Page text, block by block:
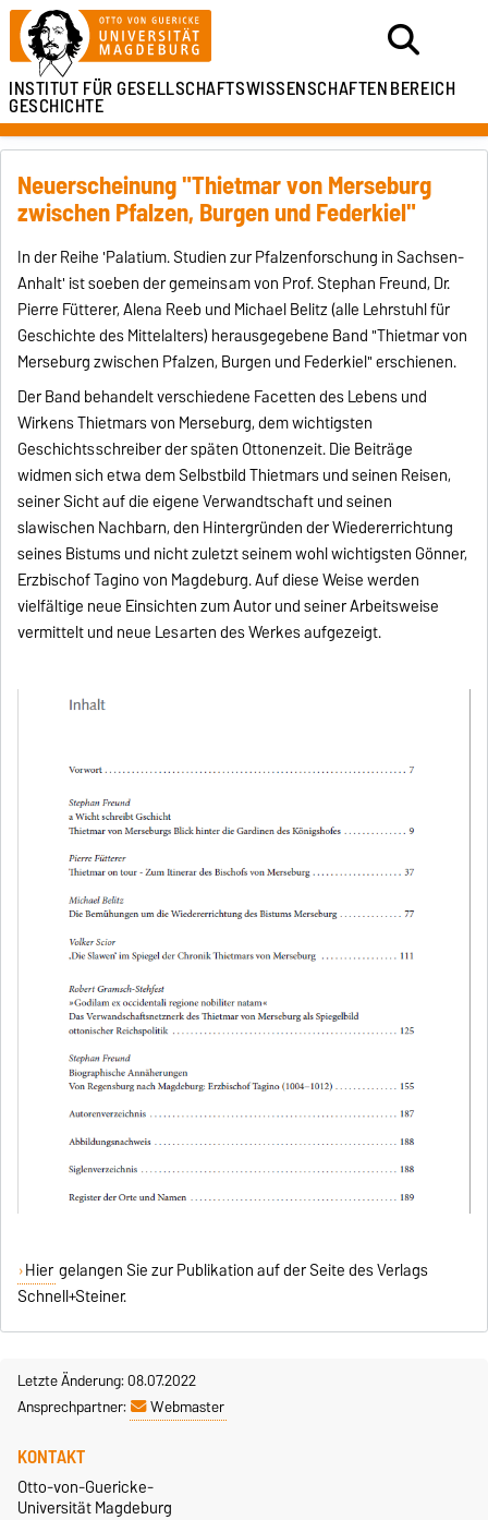
INSTITUT FÜRGESELLSCHAFTSWISSENSCHAFTENBEREICH
GESCHICHTE
Neuerscheinung "Thietmar von Merseburg
zwischen Pfalzen, Burgen und Federkiel"
In der Reihe 'Palatium. Studien zur Pfalzenforschung in Sachsen-
Anhalt' ist soeben der gemeinsam von Prof. Stephan Freund, Dr.
Pierre Fütterer, Alena Reeb und Michael Belitz (alle Lehrstuhl für
Geschichte des Mittelalters) herausgegebene Band "Thietmar von
Merseburg zwischen Pfalzen, Burgen und Federkiel" erschienen.
Der Band behandelt verschiedene Facetten des Lebens und
Wirkens Thietmars von Merseburg, dem wichtigsten
Geschichtsschreiber der späten Ottonenzeit. Die Beiträge
widmen sich etwa dem Selbstbild Thietmars und seinen Reisen,
seiner Sicht auf die eigene Verwandtschaft und seinen
slawischen Nachbarn, den Hintergründen der Wiedererrichtung
seines Bistums und nicht zuletzt seinem wohl wichtigsten Gönner,
Erzbischof Tagino von Magdeburg. Auf diese Weise werden
vielfältige neue Einsichten zum Autor und seiner Arbeitsweise
vermittelt und neue Lesarten des Werkes aufgezeigt.
Hier gelangen Sie zur Publikation auf der Seite des Verlags
Schnell+Steiner.
Letzte Änderung: 08.07.2022
Ansprechpartner:
Webmaster
KONTAKT
Otto-von-Guericke-
Universität Magdeburg